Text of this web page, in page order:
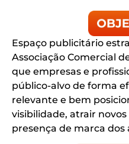
Espaço publicitário
Associação Comercial
que empresas e
público-alvo de forma
relevante e bem
visibilidade, atrair
presença de marca dos